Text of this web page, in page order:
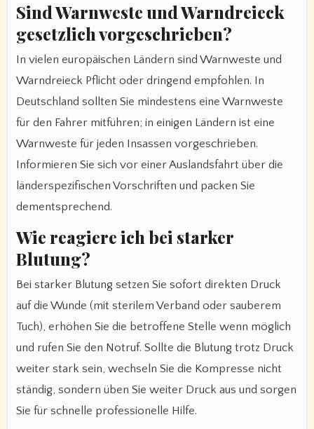
Sind Warnweste und Warndreieck
gesetzlich vorgeschrieben?
In vielen europäischen Ländern sind Warnweste und
Warndreieck Pflicht oder dringend empfohlen. In
Deutschland sollten Sie mindestens eine Warnweste
für den Fahrer mitführen; in einigen Ländern ist eine
Warnweste für jeden Insassen vorgeschrieben.
Informieren Sie sich vor einer Auslandsfahrt über die
länderspezifischen Vorschriften und packen Sie
dementsprechend.
Wie reagiere ich bei starker
Blutung?
Bei starker Blutung setzen Sie sofort direkten Druck
auf die Wunde (mit sterilem Verband oder sauberem
Tuch), erhöhen Sie die betroffene Stelle wenn möglich
und rufen Sie den Notruf. Sollte die Blutung trotz Druck
weiter stark sein, wechseln Sie die Kompresse nicht
ständig, sondern üben Sie weiter Druck aus und sorgen
Sie für schnelle professionelle Hilfe.